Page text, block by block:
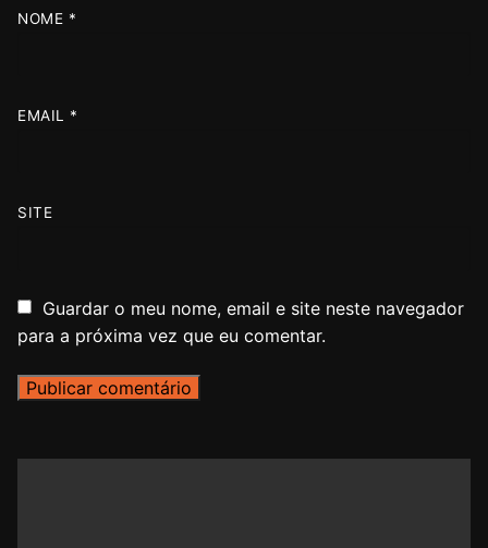
NOME *
EMAIL *
SITE
Guardar o meu nome, email e site neste navegador
para a próxima vez que eu comentar.